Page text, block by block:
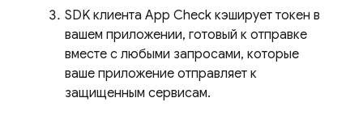
SDK клиента App Check кэширует токен в
вашем приложении, готовый к отправке
вместе с любыми запросами, которые
ваше приложение отправляет к
защищенным сервисам.